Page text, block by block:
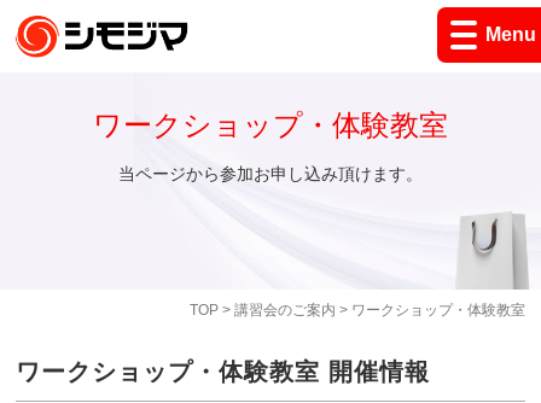
Menu
TOP> 講習会のご案内 > ワークショップ・体験教室
ワークショップ・体験教室
当ページから参加お申し込み頂けます。
ワークショップ・体験教室 開催情報